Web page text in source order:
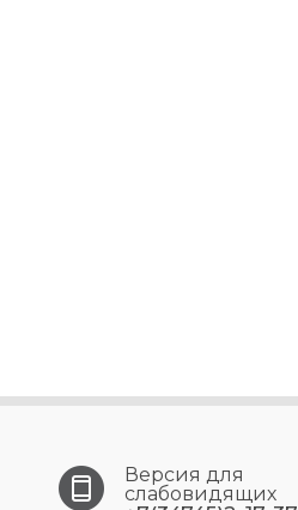
Версия для
слабовидящих